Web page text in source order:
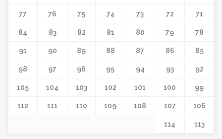
71
72
73
74
75
76
77
78
79
80
81
82
83
84
85
86
87
88
89
90
91
92
93
94
95
96
97
98
99
100
101
102
103
104
105
106
107
108
109
110
111
112
113
114